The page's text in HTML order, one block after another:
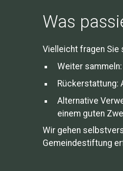
Was
Vielleicht fragen Sie
Weiter
Rückerstattung:
Alternative
einem guten
Wir gehen
Gemeindestiftung